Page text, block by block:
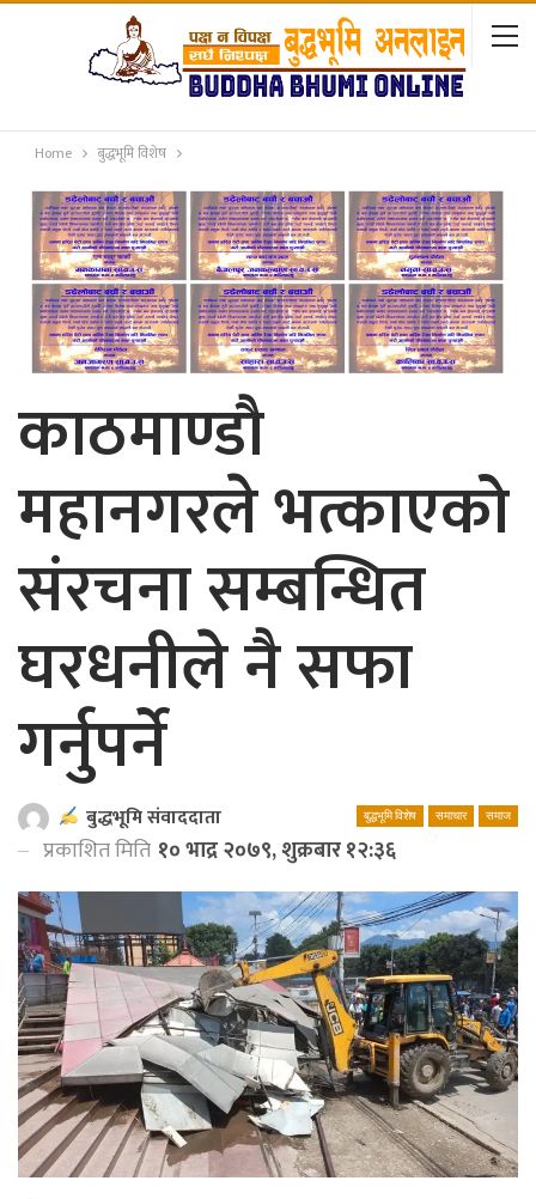
Home बुद्धभूमि विशेष
काठमाण्डौ
महानगरले भत्काएको
संरचना सम्बन्धित
घरधनीले नै सफा
गर्नुपर्ने
बुद्धभूमि विशेष समाचार समाज
बुद्धभूमि संवाददाता
प्रकाशित मिति १० भाद्र २०७९, शुक्रबार १२:३६